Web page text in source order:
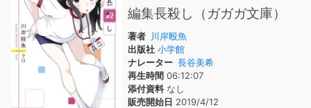
編集長殺し（ガガガ文庫）
著者 川岸殴魚
出版社 小学館
ナレーター 長谷美希
再生時間 06:12:07
添付資料なし
販売開始日 2019/4/12